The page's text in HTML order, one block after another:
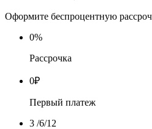
Оформите беспроцентную
0%
Рассрочка
0₽
Первый платеж
3 /6/12